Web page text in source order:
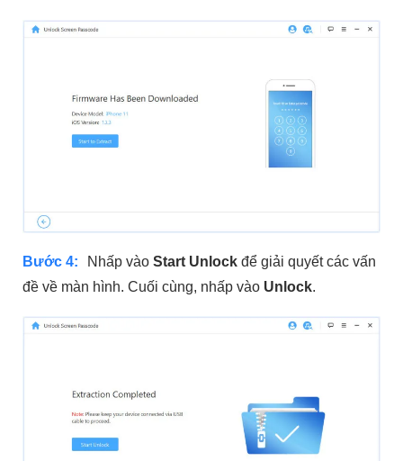
Bước 4: Nhấp vào Start Unlock để giải quyết các vấn
đề về màn hình. Cuối cùng, nhấp vào Unlock.